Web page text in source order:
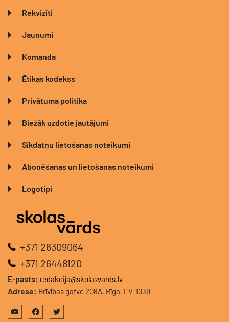
Rekvizīti
Jaunumi
Komanda
Ētikas kodekss
Privātuma politika
Biežāk uzdotie jautājumi
Sīkdatņu lietošanas noteikumi
Abonēšanas un lietošanas noteikumi
Logotipi
+371 26309064
+371 26448120
E-pasts: redakcija@skolasvards.lv
Adrese: Brīvības gatve 208A, Rīga, LV-1039